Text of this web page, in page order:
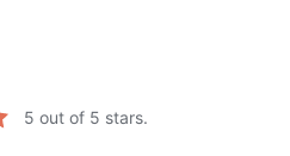
5 out of 5 stars.